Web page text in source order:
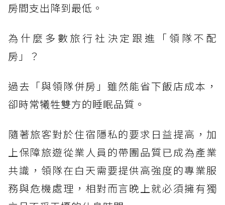
房間支出降到最低。
為什麼多數旅行社決定跟進「領隊不配
房」？
過去「與領隊併房」雖然能省下飯店成本，
卻時常犧牲雙方的睡眠品質。
隨著旅客對於住宿隱私的要求日益提高，加
上保障旅遊從業人員的帶團品質已成為產業
共識，領隊在白天需要提供高強度的專業服
務與危機處理，相對而言晚上就必須擁有獨